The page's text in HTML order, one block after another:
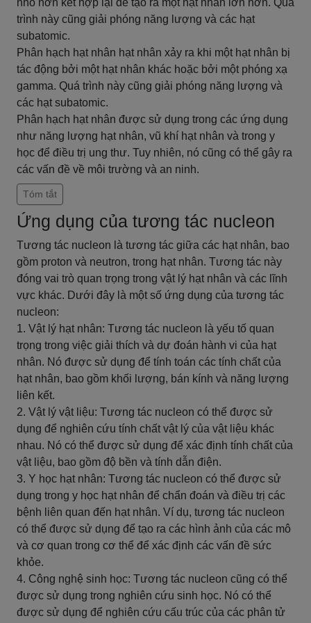
nhỏ hơn kết hợp lại để tạo ra một hạt nhân lớn hơn. Quá
trình này cũng giải phóng năng lượng và các hạt
subatomic.
Phân hạch hạt nhân hạt nhân xảy ra khi một hạt nhân bị
tác động bởi một hạt nhân khác hoặc bởi một phóng xạ
gamma. Quá trình này cũng giải phóng năng lượng và
các hạt subatomic.
Phân hạch hạt nhân được sử dụng trong các ứng dụng
như năng lượng hạt nhân, vũ khí hạt nhân và trong y
học để điều trị ung thư. Tuy nhiên, nó cũng có thể gây ra
các vấn đề về môi trường và an ninh.
Tóm tắt
Ứng dụng của tương tác nucleon
Tương tác nucleon là tương tác giữa các hạt nhân, bao
gồm proton và neutron, trong hạt nhân. Tương tác này
đóng vai trò quan trọng trong vật lý hạt nhân và các lĩnh
vực khác. Dưới đây là một số ứng dụng của tương tác
nucleon:
1. Vật lý hạt nhân: Tương tác nucleon là yếu tố quan
trọng trong việc giải thích và dự đoán hành vi của hạt
nhân. Nó được sử dụng để tính toán các tính chất của
hạt nhân, bao gồm khối lượng, bán kính và năng lượng
liên kết.
2. Vật lý vật liệu: Tương tác nucleon có thể được sử
dụng để nghiên cứu tính chất vật lý của vật liệu khác
nhau. Nó có thể được sử dụng để xác định tính chất của
vật liệu, bao gồm độ bền và tính dẫn điện.
3. Y học hạt nhân: Tương tác nucleon có thể được sử
dụng trong y học hạt nhân để chẩn đoán và điều trị các
bệnh liên quan đến hạt nhân. Ví dụ, tương tác nucleon
có thể được sử dụng để tạo ra các hình ảnh của các mô
và cơ quan trong cơ thể để xác định các vấn đề sức
khỏe.
4. Công nghệ sinh học: Tương tác nucleon cũng có thể
được sử dụng trong nghiên cứu sinh học. Nó có thể
được sử dụng để nghiên cứu cấu trúc của các phân tử